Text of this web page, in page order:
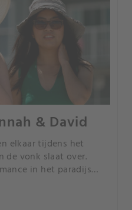
& David
elkaar tijdens het
de vonk slaat over.
in het paradijs